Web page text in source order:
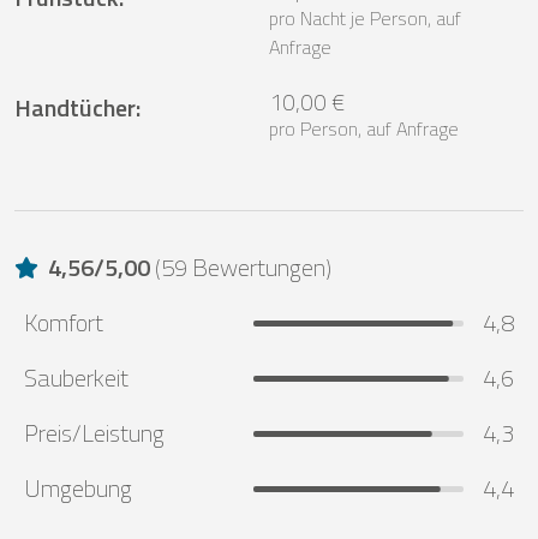
pro Nacht je Person, auf
Anfrage
Handtücher: 10,00 €
pro Person, auf Anfrage
4,56/5,00(59 Bewertungen)
Komfort
4,8
Sauberkeit
4,6
Preis/Leistung
4,3
Umgebung
4,4